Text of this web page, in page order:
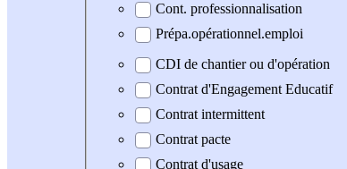
Cont. professionnalisation
Prépa.opérationnel.emploi
CDI de chantier ou d'opération
Contrat d'Engagement Educatif
Contrat intermittent
Contrat pacte
Contrat d'usage